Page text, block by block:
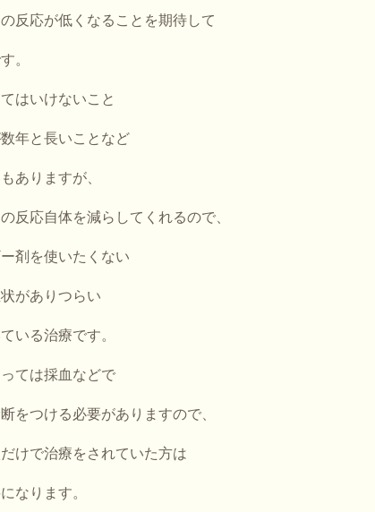
反応が低くなることを期待して
。
はいけないこと
年と長いことなど
ありますが、
反応自体を減らしてくれるので、
剤を使いたくない
がありつらい
いる治療です。
ては採血などで
をつける必要がありますので、
けで治療をされていた方は
なります。